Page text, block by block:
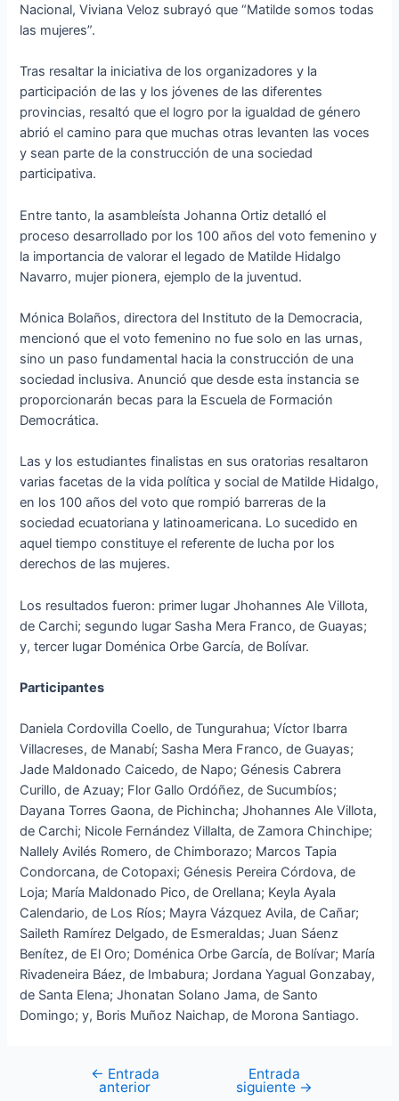
Nacional, Viviana Veloz subrayó que “Matilde somos todas
las mujeres”.
Tras resaltar la iniciativa de los organizadores y la
participación de las y los jóvenes de las diferentes
provincias, resaltó que el logro por la igualdad de género
abrió el camino para que muchas otras levanten las voces
y sean parte de la construcción de una sociedad
participativa.
Entre tanto, la asambleísta Johanna Ortiz detalló el
proceso desarrollado por los 100 años del voto femenino y
la importancia de valorar el legado de Matilde Hidalgo
Navarro, mujer pionera, ejemplo de la juventud.
Mónica Bolaños, directora del Instituto de la Democracia,
mencionó que el voto femenino no fue solo en las urnas,
sino un paso fundamental hacia la construcción de una
sociedad inclusiva. Anunció que desde esta instancia se
proporcionarán becas para la Escuela de Formación
Democrática.
Las y los estudiantes finalistas en sus oratorias resaltaron
varias facetas de la vida política y social de Matilde Hidalgo,
en los 100 años del voto que rompió barreras de la
sociedad ecuatoriana y latinoamericana. Lo sucedido en
aquel tiempo constituye el referente de lucha por los
derechos de las mujeres.
Los resultados fueron: primer lugar Jhohannes Ale Villota,
de Carchi; segundo lugar Sasha Mera Franco, de Guayas;
y, tercer lugar Doménica Orbe García, de Bolívar.
Participantes
Daniela Cordovilla Coello, de Tungurahua; Víctor Ibarra
Villacreses, de Manabí; Sasha Mera Franco, de Guayas;
Jade Maldonado Caicedo, de Napo; Génesis Cabrera
Curillo, de Azuay; Flor Gallo Ordóñez, de Sucumbíos;
Dayana Torres Gaona, de Pichincha; Jhohannes Ale Villota,
de Carchi; Nicole Fernández Villalta, de Zamora Chinchipe;
Nallely Avilés Romero, de Chimborazo; Marcos Tapia
Condorcana, de Cotopaxi; Génesis Pereira Córdova, de
Loja; María Maldonado Pico, de Orellana; Keyla Ayala
Calendario, de Los Ríos; Mayra Vázquez Avila, de Cañar;
Saileth Ramírez Delgado, de Esmeraldas; Juan Sáenz
Benítez, de El Oro; Doménica Orbe García, de Bolívar; María
Rivadeneira Báez, de Imbabura; Jordana Yagual Gonzabay,
de Santa Elena; Jhonatan Solano Jama, de Santo
Domingo; y, Boris Muñoz Naichap, de Morona Santiago.
← Entrada
anterior
Entrada
siguiente →